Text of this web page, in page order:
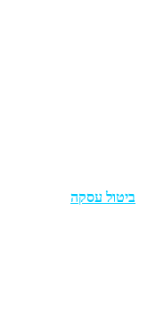
ביטול עסקה